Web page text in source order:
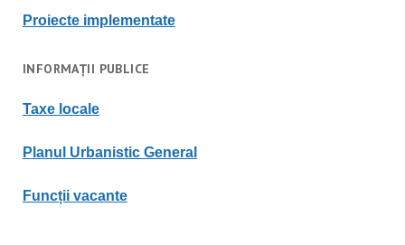
Proiecte implementate
INFORMAȚII PUBLICE
Taxe locale
Planul Urbanistic General
Funcții vacante